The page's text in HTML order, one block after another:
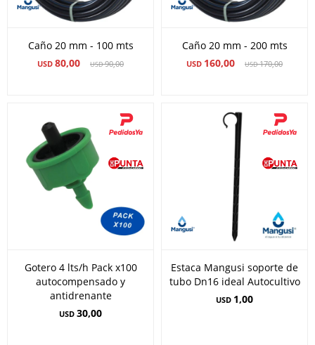
Caño 20 mm - 100 mts
USD 80,00 USD90,00
Caño 20 mm - 200 mts
USD 160,00 USD170,00
Gotero 4 lts/h Pack x100
autocompensado y
antidrenante
USD 30,00
Estaca Mangusi soporte de
tubo Dn16 ideal Autocultivo
USD 1,00